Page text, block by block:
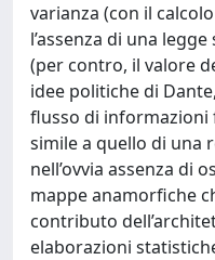
varianza (con il
l’assenza di una
(per contro, il valore
idee politiche di
flusso di informazioni
simile a quello di una
nell’ovvia assenza di
mappe anamorfiche
contributo
elaborazioni